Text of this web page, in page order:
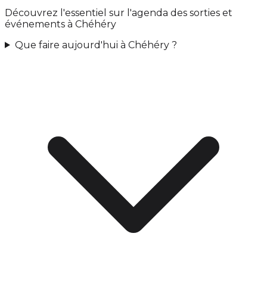
Découvrez l'essentiel sur l'agenda des sorties et
événements à Chéhéry
Que faire aujourd'hui à Chéhéry ?